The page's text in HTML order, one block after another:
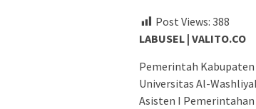
Post Views: 388
LABUSEL | VALITO.CO
Pemerintah
Universitas Al-
Asisten I